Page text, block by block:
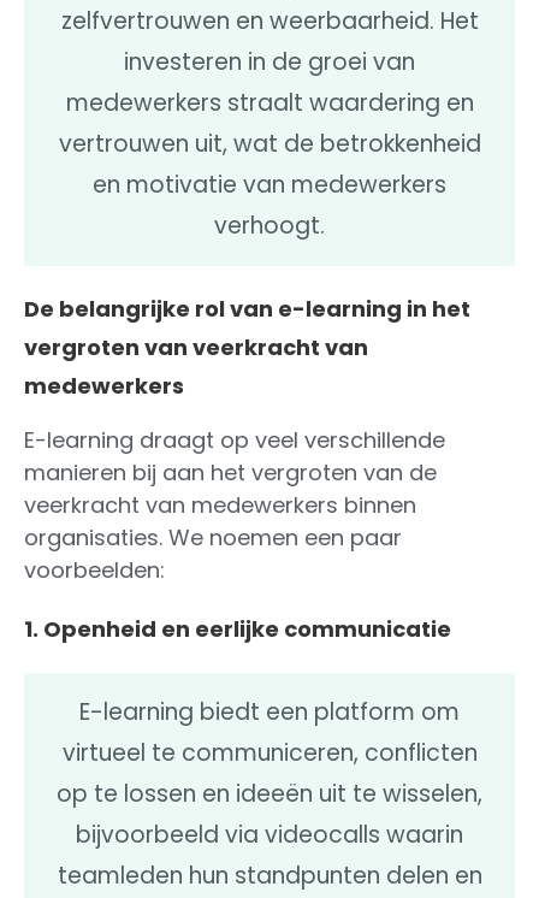
zelfvertrouwen en weerbaarheid. Het
investeren in de groei van
medewerkers straalt waardering en
vertrouwen uit, wat de betrokkenheid
en motivatie van medewerkers
verhoogt.
De belangrijke rol van e-learning in het
vergroten van veerkracht van
medewerkers
E-learning draagt op veel verschillende
manieren bij aan het vergroten van de
veerkracht van medewerkers binnen
organisaties. We noemen een paar
voorbeelden:
1. Openheid en eerlijke communicatie
E-learning biedt een platform om
virtueel te communiceren, conflicten
op te lossen en ideeën uit te wisselen,
bijvoorbeeld via videocalls waarin
teamleden hun standpunten delen en